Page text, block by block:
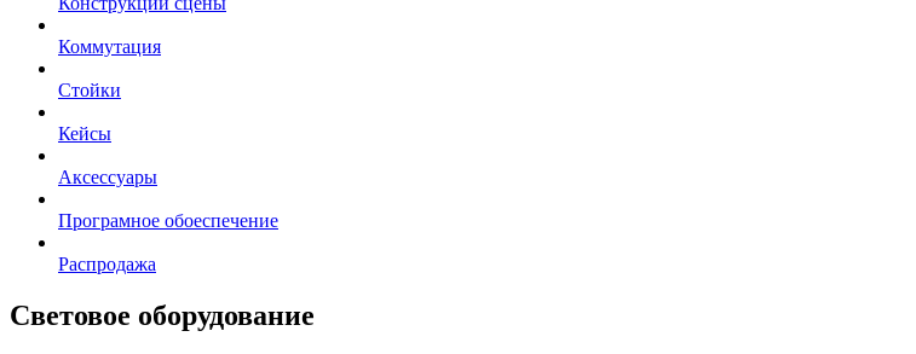
Коммутация
Стойки
Кейсы
Аксессуары
Програмное обоеспечение
Распродажа
Световое оборудование